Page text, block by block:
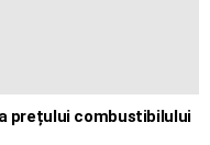
prețului combustibilului